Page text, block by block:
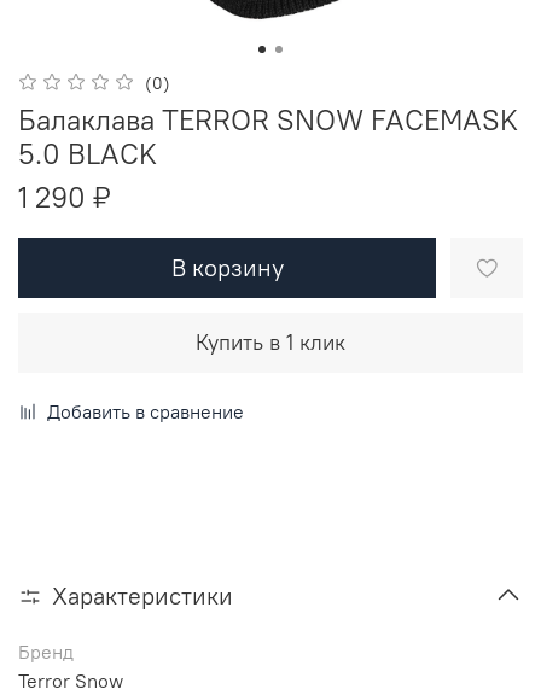
(0)
Балаклава TERROR SNOW FACEMASK
5.0 BLACK
1 290 ₽
В корзину
Купить в 1 клик
Добавить в сравнение
Характеристики
Бренд
Terror Snow